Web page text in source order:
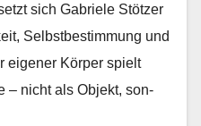
sich Gabriele Stötzer
Selb­st­bes­tim­mung und
eigen­er Kör­p­er spielt
– nicht als Objekt, son­